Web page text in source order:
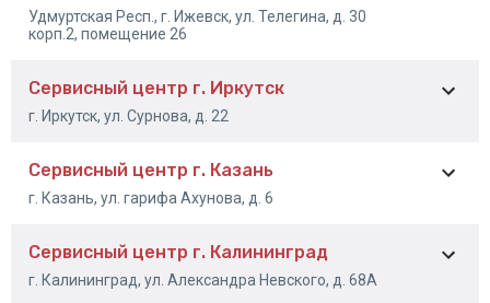
401
+7 (800) 100-13-05 доб
Удмуртская Респ., г. Ижевск, ул. Телегина, д. 30
корп.2, помещение 26
Сервисный центр г. Иркутск
г. Иркутск, ул. Сурнова, д. 22
+7 (395) 277-82-87
Сервисный центр г. Казань
г. Казань, ул. гарифа Ахунова, д. 6
+7 (843) 268-01-54
Сервисный центр г. Калининград
г. Калининград, ул. Александра Невского, д. 68А